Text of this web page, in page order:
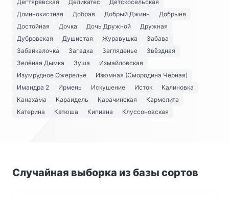
Дегтярёвская
Деликатес
Детскосельская
Длиннокистная
Добрая Добрый Джинн
Добрыня
Достойная
Дочка Дочь Дружной
Дружная
Дубровская
Душистая Журавушка
Забава
Забайкалочка
Загадка Загляденье
Звёздная
Зелёная Дымка
Зуша
Измайловская
Изумрудное Ожерелье
Изюмная (Смородина Черная)
Имандра 2
Ирмень Искушение Исток
Калиновка
Канахама
Караидель Карачинская
Кармелита
Катерина
Катюша Кипиана Клуссоновская
Случайная выборка из базы сортов